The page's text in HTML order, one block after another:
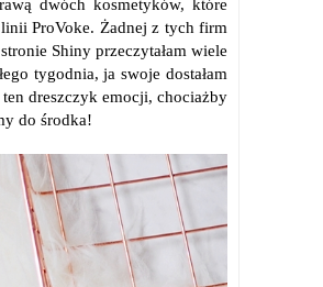
dwóch kosmetyków, które
ProVoke. Żadnej z tych firm
Shiny przeczytałam wiele
tygodnia, ja swoje dostałam
ten dreszczyk emocji, chociażby
do środka!